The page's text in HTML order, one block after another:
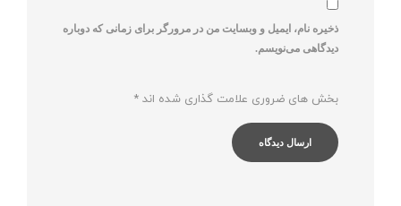
ذخیره نام، ایمیل و وبسایت من در مرورگر برای زمانی که دوباره
دیدگاهی می‌نویسم.
بخش های ضروری علامت گذاری شده اند *